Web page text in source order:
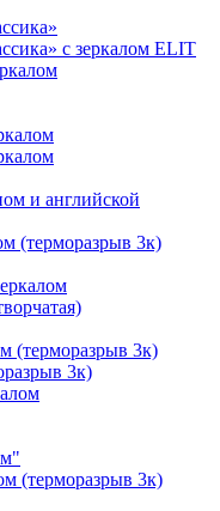
с зеркалом ELIT
и английской
(терморазрыв 3к)
(терморазрыв 3к)
3к)
(терморазрыв 3к)